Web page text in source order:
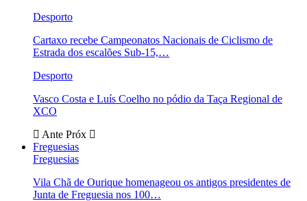
Desporto
Cartaxo recebe Campeonatos Nacionais de Ciclismo de
Estrada dos escalões Sub-15,…
Desporto
Vasco Costa e Luís Coelho no pódio da Taça Regional de
XCO
Ante Próx
Freguesias
Freguesias
Vila Chã de Ourique homenageou os antigos presidentes de
Junta de Freguesia nos 100…